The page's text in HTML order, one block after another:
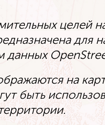
целей
для
данных
на
быть